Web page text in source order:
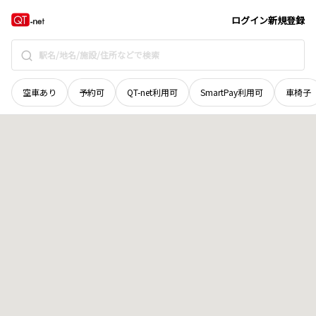
ログイン新規登録
空車あり 予約可 QT-net利用可 SmartPay利用可 車椅子
鳥取県